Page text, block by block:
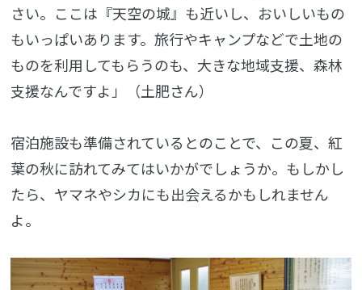
さい。ここは『天空の城』も近いし、おいしいもの
もいっぱいあります。旅行やキャンプなどで土地の
ものを利用してもらうのも、大きな地域支援、森林
支援なんですよ」（土肥さん）
宿泊施設も準備されているとのことで、この夏、紅
葉の秋に訪れてみてはいかがでしょうか。もしかし
たら、ヤマネやシカにも出会えるかもしれません
よ。